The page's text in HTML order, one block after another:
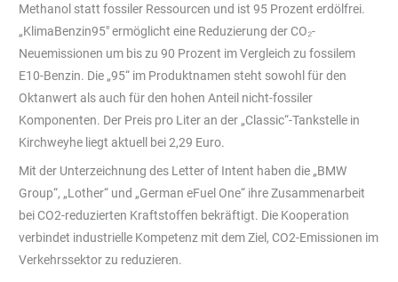
Methanol statt fossiler Ressourcen und ist 95 Prozent erdölfrei.
„KlimaBenzin95″ ermöglicht eine Reduzierung der CO₂-
Neuemissionen um bis zu 90 Prozent im Vergleich zu fossilem
E10-Benzin. Die „95“ im Produktnamen steht sowohl für den
Oktanwert als auch für den hohen Anteil nicht-fossiler
Komponenten. Der Preis pro Liter an der „Classic“-Tankstelle in
Kirchweyhe liegt aktuell bei 2,29 Euro.
Mit der Unterzeichnung des Letter of Intent haben die „BMW
Group“, „Lother“ und „German eFuel One“ ihre Zusammenarbeit
bei CO2-reduzierten Kraftstoffen bekräftigt. Die Kooperation
verbindet industrielle Kompetenz mit dem Ziel, CO2-Emissionen im
Verkehrssektor zu reduzieren.